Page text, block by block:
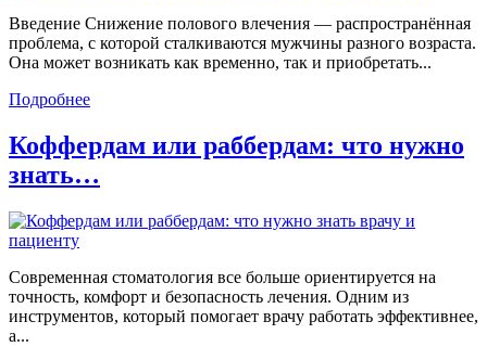
Введение Снижение полового влечения — распространённая
проблема, с которой сталкиваются мужчины разного возраста.
Она может возникать как временно, так и приобретать...
Подробнее
Коффердам или раббердам: что нужно
знать…
Современная стоматология все больше ориентируется на
точность, комфорт и безопасность лечения. Одним из
инструментов, который помогает врачу работать эффективнее,
а...